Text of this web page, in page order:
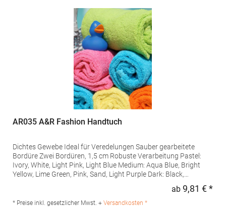
AR035 A&R Fashion Handtuch
Dichtes Gewebe Ideal für Veredelungen Sauber gearbeitete
Bordüre Zwei Bordüren, 1,5 cm Robuste Verarbeitung Pastel:
Ivory, White, Light Pink, Light Blue Medium: Aqua Blue, Bright
Yellow, Lime Green, Pink, Sand, Light Purple Dark: Black,
Orange, Anthracite Grey, Fire Red, Dark Green, True Blue, Purple
Pastel und Medium Farben bis 60° C, Dark Farben bis 40° C
ab 9,81 € *
* Preise inkl. gesetzlicher Mwst. + Versandkosten *